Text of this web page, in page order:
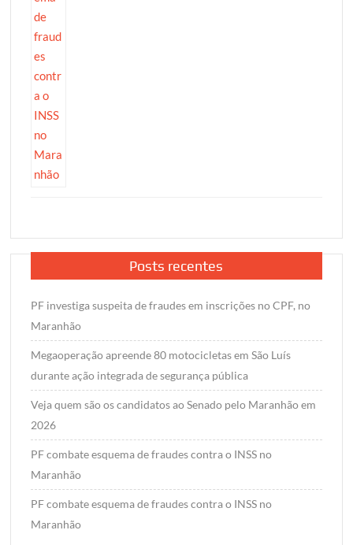
Posts recentes
PF investiga suspeita de fraudes em inscrições no CPF, no
Maranhão
Megaoperação apreende 80 motocicletas em São Luís
durante ação integrada de segurança pública
Veja quem são os candidatos ao Senado pelo Maranhão em
2026
PF combate esquema de fraudes contra o INSS no
Maranhão
PF combate esquema de fraudes contra o INSS no
Maranhão